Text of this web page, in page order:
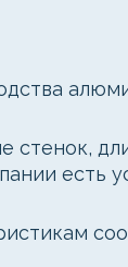
стенок,
есть